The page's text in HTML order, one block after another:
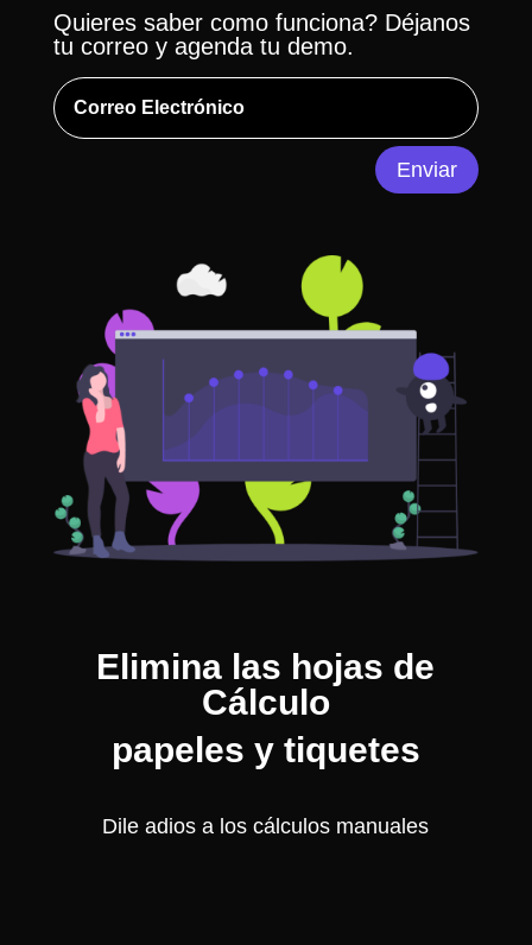
Quieres saber como funciona? Déjanos
tu correo y agenda tu demo.
Enviar
Elimina las hojas de
Cálculo
papeles y tiquetes
Dile adios a los cálculos manuales